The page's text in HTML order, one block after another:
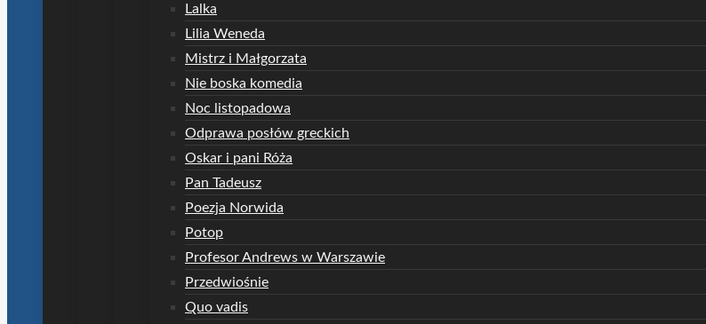
Lalka
Lilia Weneda
Mistrz i Małgorzata
Nie boska komedia
Noc listopadowa
Odprawa posłów greckich
Oskar i pani Róża
Pan Tadeusz
Poezja Norwida
Potop
Profesor Andrews w Warszawie
Przedwiośnie
Quo vadis